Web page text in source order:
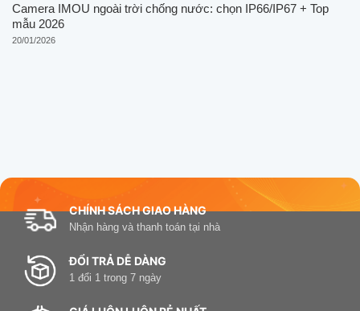
Camera IMOU ngoài trời chống nước: chọn IP66/IP67 + Top
mẫu 2026
20/01/2026
CHÍNH SÁCH GIAO HÀNG
Nhận hàng và thanh toán tại nhà
ĐỔI TRẢ DỄ DÀNG
1 đổi 1 trong 7 ngày